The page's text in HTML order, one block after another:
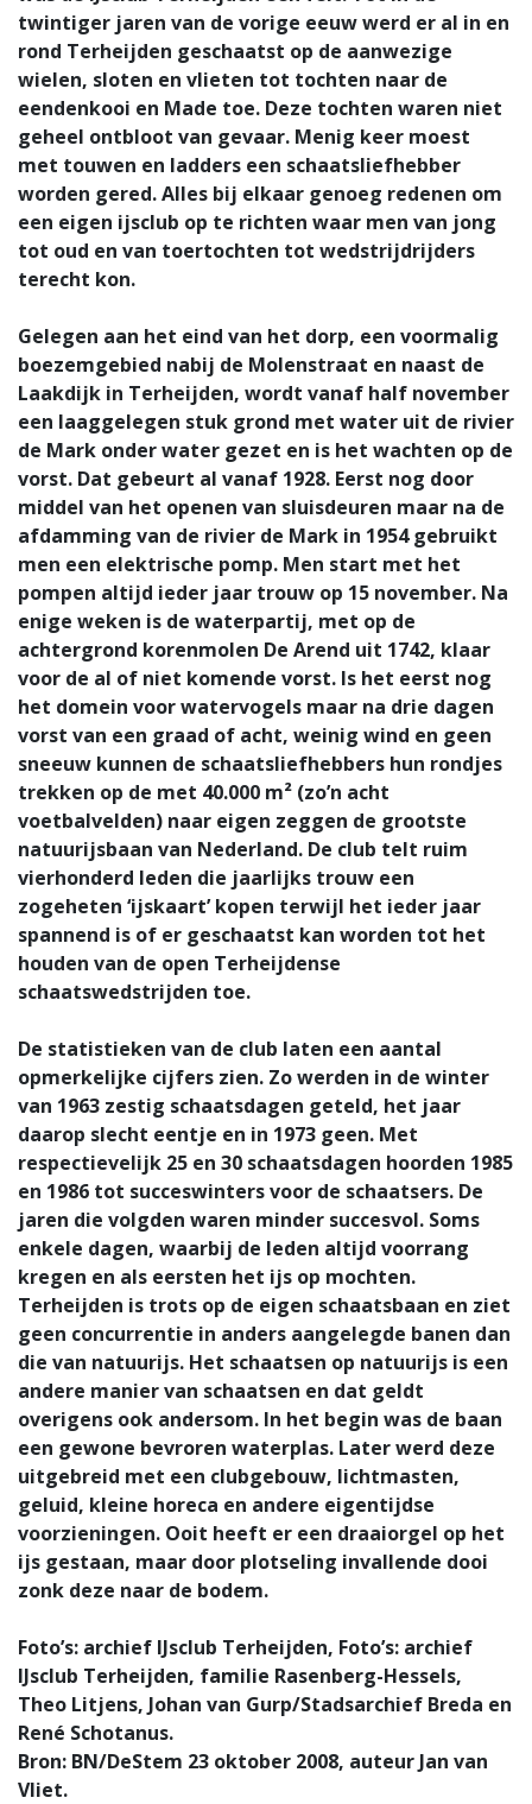
twintiger jaren van de vorige eeuw werd er al in en
rond Terheijden geschaatst op de aanwezige
wielen, sloten en vlieten tot tochten naar de
eendenkooi en Made toe. Deze tochten waren niet
geheel ontbloot van gevaar. Menig keer moest
met touwen en ladders een schaatsliefhebber
worden gered. Alles bij elkaar genoeg redenen om
een eigen ijsclub op te richten waar men van jong
tot oud en van toertochten tot wedstrijdrijders
terecht kon.
Gelegen aan het eind van het dorp, een voormalig
boezemgebied nabij de Molenstraat en naast de
Laakdijk in Terheijden, wordt vanaf half november
een laaggelegen stuk grond met water uit de rivier
de Mark onder water gezet en is het wachten op de
vorst. Dat gebeurt al vanaf 1928. Eerst nog door
middel van het openen van sluisdeuren maar na de
afdamming van de rivier de Mark in 1954 gebruikt
men een elektrische pomp. Men start met het
pompen altijd ieder jaar trouw op 15 november. Na
enige weken is de waterpartij, met op de
achtergrond korenmolen De Arend uit 1742, klaar
voor de al of niet komende vorst. Is het eerst nog
het domein voor watervogels maar na drie dagen
vorst van een graad of acht, weinig wind en geen
sneeuw kunnen de schaatsliefhebbers hun rondjes
trekken op de met 40.000 m² (zo’n acht
voetbalvelden) naar eigen zeggen de grootste
natuurijsbaan van Nederland. De club telt ruim
vierhonderd leden die jaarlijks trouw een
zogeheten ‘ijskaart’ kopen terwijl het ieder jaar
spannend is of er geschaatst kan worden tot het
houden van de open Terheijdense
schaatswedstrijden toe.
De statistieken van de club laten een aantal
opmerkelijke cijfers zien. Zo werden in de winter
van 1963 zestig schaatsdagen geteld, het jaar
daarop slecht eentje en in 1973 geen. Met
respectievelijk 25 en 30 schaatsdagen hoorden 1985
en 1986 tot succeswinters voor de schaatsers. De
jaren die volgden waren minder succesvol. Soms
enkele dagen, waarbij de leden altijd voorrang
kregen en als eersten het ijs op mochten.
Terheijden is trots op de eigen schaatsbaan en ziet
geen concurrentie in anders aangelegde banen dan
die van natuurijs. Het schaatsen op natuurijs is een
andere manier van schaatsen en dat geldt
overigens ook andersom. In het begin was de baan
een gewone bevroren waterplas. Later werd deze
uitgebreid met een clubgebouw, lichtmasten,
geluid, kleine horeca en andere eigentijdse
voorzieningen. Ooit heeft er een draaiorgel op het
ijs gestaan, maar door plotseling invallende dooi
zonk deze naar de bodem.
Foto’s: archief IJsclub Terheijden, Foto’s: archief
IJsclub Terheijden, familie Rasenberg-Hessels,
Theo Litjens, Johan van Gurp/Stadsarchief Breda en
René Schotanus.
Bron: BN/DeStem 23 oktober 2008, auteur Jan van
Vliet.